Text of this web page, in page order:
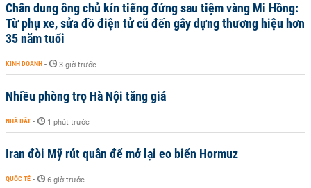
Chân dung ông chủ kín tiếng đứng sau tiệm vàng Mi Hồng:
Từ phụ xe, sửa đồ điện tử cũ đến gây dựng thương hiệu hơn
35 năm tuổi
KINH DOANH - 3 giờ trước
Nhiều phòng trọ Hà Nội tăng giá
NHÀ ĐẤT - 1 phút trước
Iran đòi Mỹ rút quân để mở lại eo biển Hormuz
QUỐC TẾ - 6 giờ trước